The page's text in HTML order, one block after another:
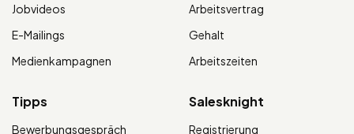
Jobvideos
E-Mailings
Medienkampagnen
Arbeitsvertrag
Gehalt
Arbeitszeiten
Tipps
Bewerbungsgespräch
Salesknight
Registrierung